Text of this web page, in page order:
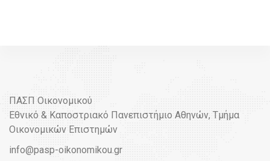
ΠΑΣΠ Οικονομικού
Εθνικό & Καποστριακό Πανεπιστήμιο Αθηνών, Τμήμα
Οικονομικών Επιστημών
info@pasp-oikonomikou.gr